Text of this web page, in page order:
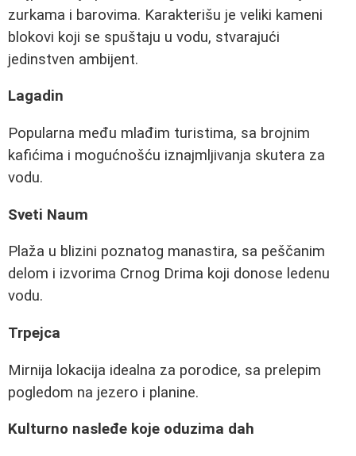
zurkama i barovima. Karakterišu je veliki kameni
blokovi koji se spuštaju u vodu, stvarajući
jedinstven ambijent.
Lagadin
Popularna među mlađim turistima, sa brojnim
kafićima i mogućnošću iznajmljivanja skutera za
vodu.
Sveti Naum
Plaža u blizini poznatog manastira, sa peščanim
delom i izvorima Crnog Drima koji donose ledenu
vodu.
Trpejca
Mirnija lokacija idealna za porodice, sa prelepim
pogledom na jezero i planine.
Kulturno nasleđe koje oduzima dah